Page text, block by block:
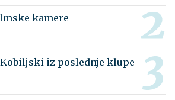
kamere
Kobiljski iz poslednje klupe